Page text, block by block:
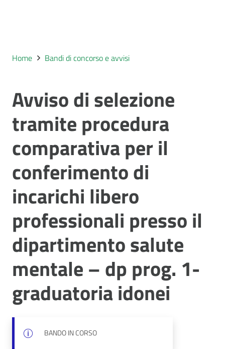
Home Bandi di concorso e avvisi
Avviso di selezione
tramite procedura
comparativa per il
conferimento di
incarichi libero
professionali presso il
dipartimento salute
mentale – dp prog. 1-
graduatoria idonei
BANDO IN CORSO